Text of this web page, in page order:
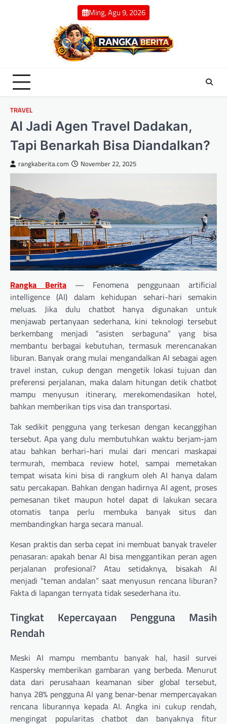
Ming, Agu 9, 2026
TRAVEL
AI Jadi Agen Travel Dadakan,
Tapi Benarkah Bisa Diandalkan?
rangkaberita.com November 22, 2025
Rangka Berita — Fenomena penggunaan artificial
intelligence (AI) dalam kehidupan sehari-hari semakin
meluas. Jika dulu chatbot hanya digunakan untuk
menjawab pertanyaan sederhana, kini teknologi tersebut
berkembang menjadi “asisten serbaguna” yang bisa
membantu berbagai kebutuhan, termasuk merencanakan
liburan. Banyak orang mulai mengandalkan AI sebagai agen
travel instan, cukup dengan mengetik lokasi tujuan dan
preferensi perjalanan, maka dalam hitungan detik chatbot
mampu menyusun itinerary, merekomendasikan hotel,
bahkan memberikan tips visa dan transportasi.
Tak sedikit pengguna yang terkesan dengan kecanggihan
tersebut. Apa yang dulu membutuhkan waktu berjam-jam
atau bahkan berhari-hari mulai dari mencari maskapai
termurah, membaca review hotel, sampai memetakan
tempat wisata kini bisa di rangkum oleh AI hanya dalam
satu percakapan. Bahkan dengan hadirnya AI agent, proses
pemesanan tiket maupun hotel dapat di lakukan secara
otomatis tanpa perlu membuka banyak situs dan
membandingkan harga secara manual.
Kesan praktis dan serba cepat ini membuat banyak traveler
penasaran: apakah benar AI bisa menggantikan peran agen
perjalanan profesional? Atau setidaknya, bisakah AI
menjadi “teman andalan” saat menyusun rencana liburan?
Fakta di lapangan ternyata tidak sesederhana itu.
Tingkat Kepercayaan Pengguna Masih
Rendah
Meski AI mampu membantu banyak hal, hasil survei
Kaspersky memberikan gambaran yang berbeda. Menurut
data dari perusahaan keamanan siber global tersebut,
hanya 28% pengguna AI yang benar-benar mempercayakan
rencana liburannya kepada AI. Angka ini cukup rendah,
mengingat popularitas chatbot dan banyaknya fitur